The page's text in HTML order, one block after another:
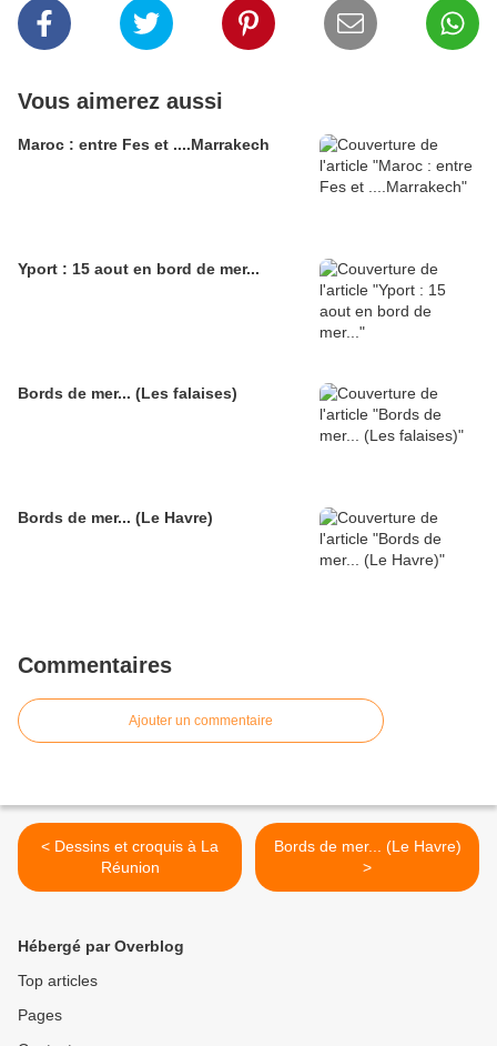
Vous aimerez aussi
Maroc : entre Fes et ....Marrakech
Yport : 15 aout en bord de mer...
Bords de mer... (Les falaises)
Bords de mer... (Le Havre)
Commentaires
Ajouter un commentaire
< Dessins et croquis à La
Réunion
Bords de mer... (Le Havre)
>
Hébergé par Overblog
Top articles
Pages